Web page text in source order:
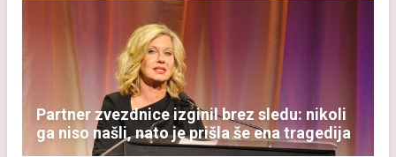
Partner zvezdnice izginil brez sledu: nikoli
ga niso našli, nato je prišla še ena tragedija